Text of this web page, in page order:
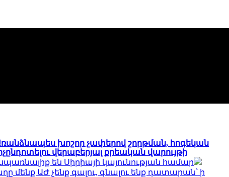
խոշոր չափերով շորթման, հոգեկան
վերաբերյալ քրեական վարույթի
են Սիրիայի կայունության համար
մենք ԱԺ չենք գալու, գնալու ենք դատարան՝ ի